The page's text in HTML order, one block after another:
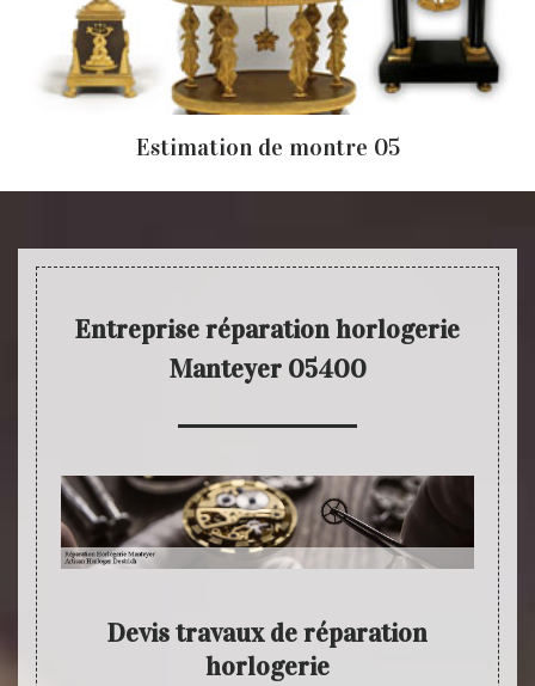
Estimation de montre 05
Entreprise réparation horlogerie
Manteyer 05400
Devis travaux de réparation
horlogerie